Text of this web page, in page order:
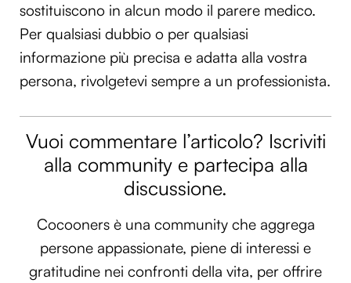
sostituiscono in alcun modo il parere medico.
Per qualsiasi dubbio o per qualsiasi
informazione più precisa e adatta alla vostra
persona, rivolgetevi sempre a un professionista.
Vuoi commentare l’articolo? Iscriviti
alla community e partecipa alla
discussione.
Cocooners è una community che aggrega
persone appassionate, piene di interessi e
gratitudine nei confronti della vita, per offrire